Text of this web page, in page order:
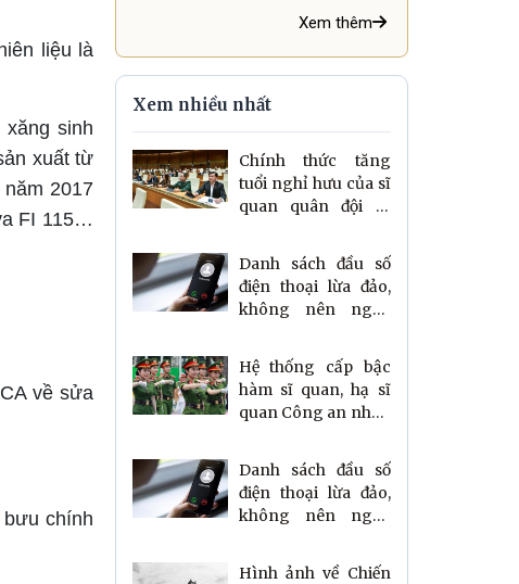
liệu là
sinh
xuất từ
2017
FI 115…
về sửa
chính
Xem thêm
Xem nhiều nhất
Chính thức tăng
tuổi nghỉ hưu của sĩ
quan quân đội từ
Danh sách đầu số
điện thoại lừa đảo,
không nên nghe
Hệ thống cấp bậc
hàm sĩ quan, hạ sĩ
quan Công an nhân
Danh sách đầu số
điện thoại lừa đảo,
không nên nghe
Hình ảnh về Chiến